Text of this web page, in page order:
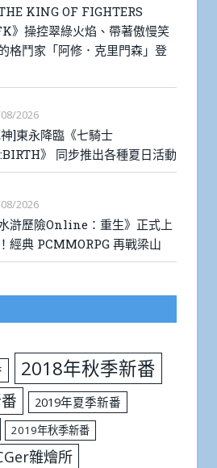
THE KING OF FIGHTERS
》操控翠綠火焰、帶著傲慢笑
格鬥家「阿修．克里門森」登
2026
]東永降臨《七騎士
》 同步推出各種夏日活動
2026
水滸歷險Online：重生》正式上
經典 PCMMORPG 再戰梁山
2018年秋季新番
2019年夏季新番
2019年秋季新番
雜燴所